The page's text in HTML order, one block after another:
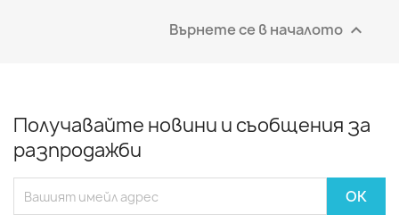
Върнете се в началото 
Получавайте новини и съобщения за
разпродажби